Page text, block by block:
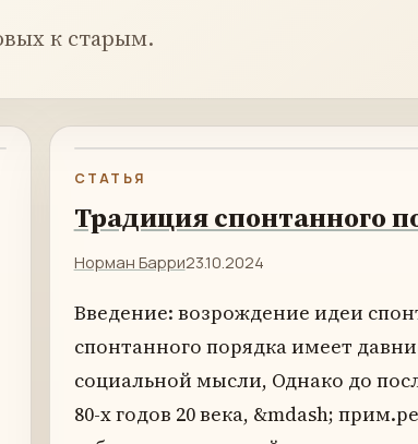
к старым.
СТАТЬЯ
Традиция спонтанного
Норман Барри23.10.2024
Введение: возрождение идеи
спонтанного порядка имеет
социальной мысли, Однако до
80-х годов 20 века, &mdash;